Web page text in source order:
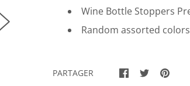
Wine Bottle Stoppers
Random assorted colors
PARTAGER